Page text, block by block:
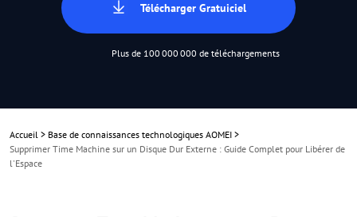
Télécharger Gratuiciel
Plus de 100 000 000 de téléchargements
Accueil > Base de connaissances technologiques AOMEI >
Supprimer Time Machine sur un Disque Dur Externe : Guide Complet pour Libérer de
l'Espace